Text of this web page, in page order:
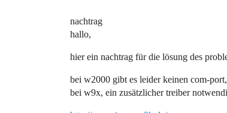
nachtrag
hallo,
hier ein nachtrag für die lösung des
bei w2000 gibt es leider keinen com-
bei w9x, ein zusätzlicher treiber